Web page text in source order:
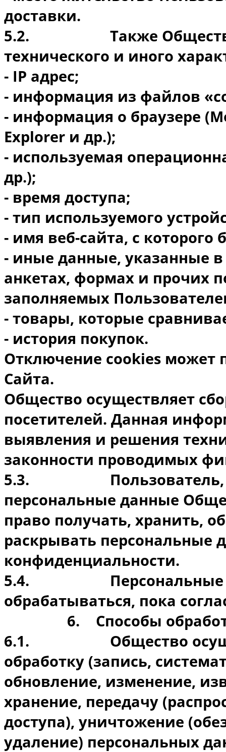
доставки.
5.2.
Также
технического и иного
- IP адрес;
- информация из файлов
- информация о браузере
Explorer и др.);
- используемая
др.);
- время доступа;
- тип используемого
- имя веб-сайта, с
- иные данные, указанные
анкетах, формах и прочих
заполняемых
- товары, которые
- история покупок.
Отключение cookies может
Сайта.
Общество осуществляет
посетителей. Данная
выявления и решения
законности проводимых
5.3.
персональные данные
право получать, хранить,
раскрывать персональные
конфиденциальности.
5.4.
обрабатываться, пока
6.
Способы
6.1.
Общество
обработку (запись,
обновление, изменение,
хранение, передачу
доступа), уничтожение
удаление) персональных